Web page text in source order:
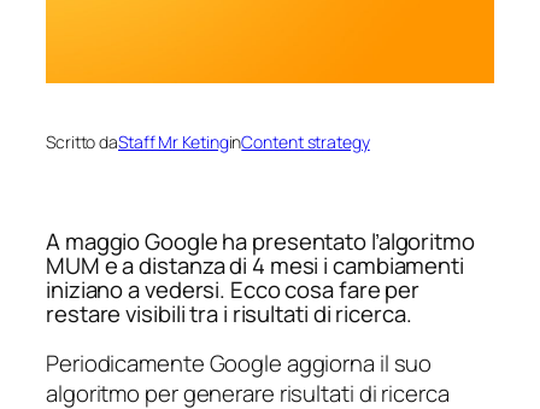
Scritto daStaff Mr KetinginContent strategy
A maggio Google ha presentato l’algoritmo
MUM e a distanza di 4 mesi i cambiamenti
iniziano a vedersi. Ecco cosa fare per
restare visibili tra i risultati di ricerca.
Periodicamente Google aggiorna il suo
algoritmo per generare risultati di ricerca